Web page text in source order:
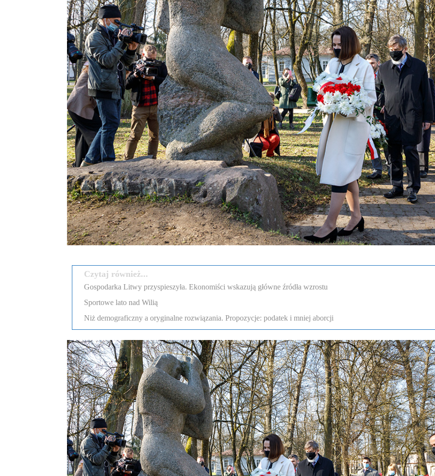
Czytaj również...
Gospodarka Litwy przyspieszyła. Ekonomiści wskazują główne źródła wzrostu
Sportowe lato nad Wilią
Niż demograficzny a oryginalne rozwiązania. Propozycje: podatek i mniej aborcji